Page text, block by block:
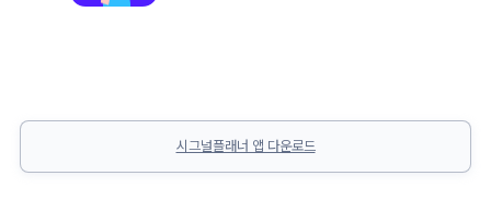
시그널플래너 앱 다운로드